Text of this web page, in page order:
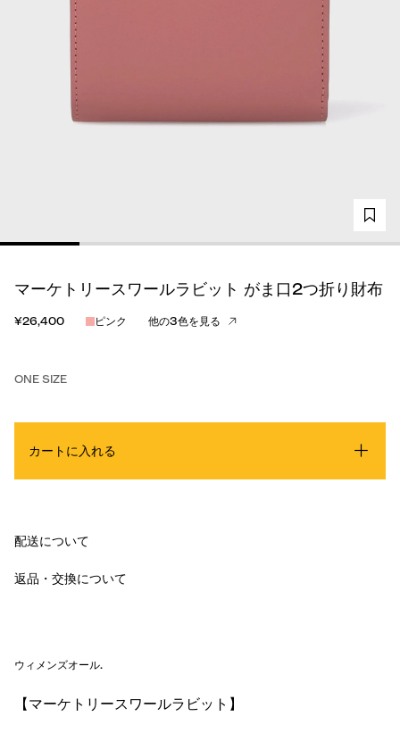
マーケトリースワールラビット がま口2つ折り財布
¥26,400 ピンク 他の3色を見る
ONE SIZE
カートに入れる
配送について
返品・交換について
ウィメンズオール.
【マーケトリースワールラビット】